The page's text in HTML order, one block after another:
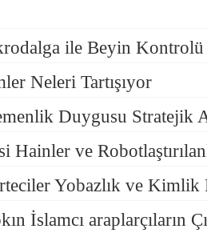
ile Beyin Kontrolü
Neleri Tartışıyor
Duygusu Stratejik
Hainler ve
Yobazlık ve Kimlik
İslamcı araplarçıların